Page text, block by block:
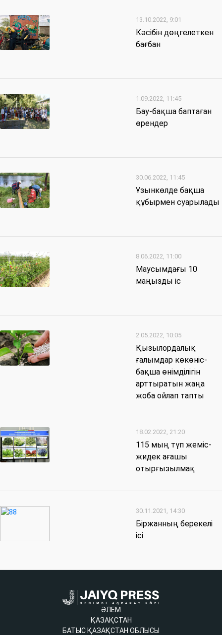
13.10.2022, 9:01
Кәсібін дөңгелеткен
бағбан
1.09.2022, 11:45
Бау-бақша баптаған
өрендер
30.06.2022, 11:45
Ұзынкөлде бақша
құбырмен суарылады
8.06.2022, 11:00
Маусымдағы 10
маңызды іс
2.05.2022, 10:05
Қызылордалық
ғалымдар көкөніс-
бақша өнімділігін
арттыратын жаңа
жоба ойлап тапты
18.02.2022, 21:20
115 мың түп жеміс-
жидек ағашы
отырғызылмақ
30.11.2021, 14:30
Біржанның берекелі
ісі
ӘЛЕМ
ҚАЗАҚСТАН
БАТЫС ҚАЗАҚСТАН ОБЛЫСЫ